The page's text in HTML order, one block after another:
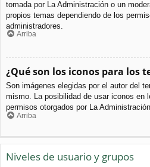
tomada por La Administración o un
propios temas dependiendo de los
administradores.
Arriba
¿Qué son los iconos para los
Son imágenes elegidas por el autor del
mismo. La posibilidad de usar iconos en
permisos otorgados por La
Arriba
Niveles de usuario y grupos